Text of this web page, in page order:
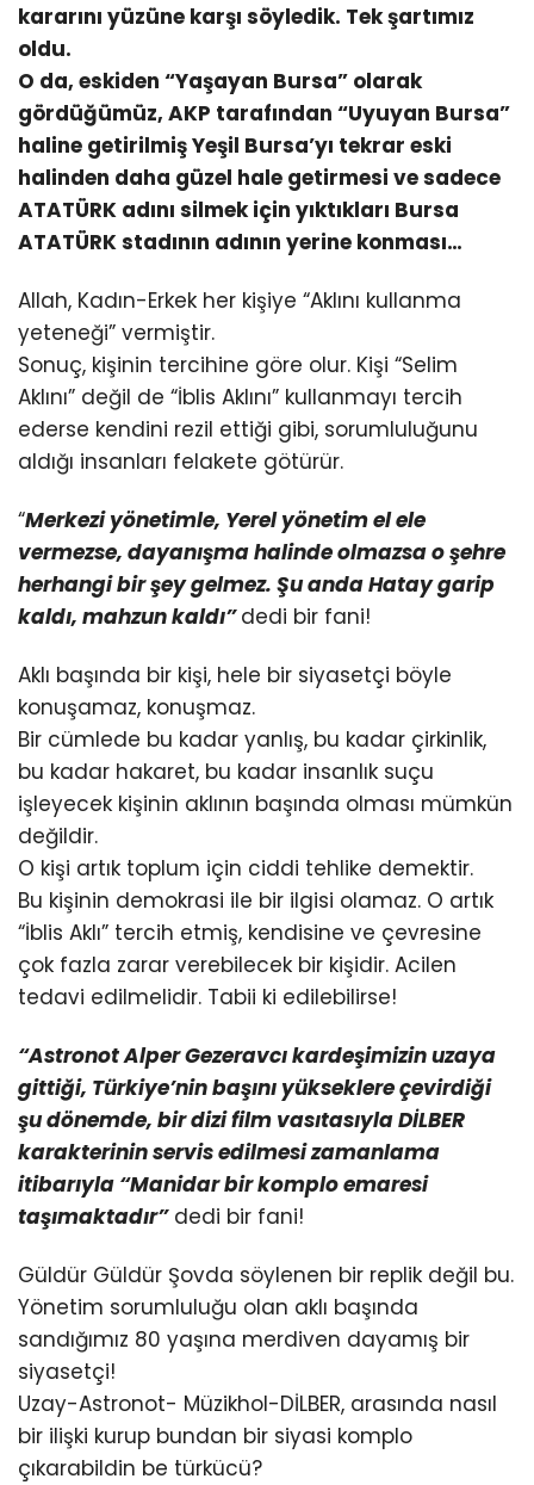
kararını yüzüne karşı söyledik. Tek şartımız
oldu.
O da, eskiden “Yaşayan Bursa” olarak
gördüğümüz, AKP tarafından “Uyuyan Bursa”
haline getirilmiş Yeşil Bursa’yı tekrar eski
halinden daha güzel hale getirmesi ve sadece
ATATÜRK adını silmek için yıktıkları Bursa
ATATÜRK stadının adının yerine konması…
Allah, Kadın-Erkek her kişiye “Aklını kullanma
yeteneği” vermiştir.
Sonuç, kişinin tercihine göre olur. Kişi “Selim
Aklını” değil de “İblis Aklını” kullanmayı tercih
ederse kendini rezil ettiği gibi, sorumluluğunu
aldığı insanları felakete götürür.
“Merkezi yönetimle, Yerel yönetim el ele
vermezse, dayanışma halinde olmazsa o şehre
herhangi bir şey gelmez. Şu anda Hatay garip
kaldı, mahzun kaldı”dedi bir fani!
Aklı başında bir kişi, hele bir siyasetçi böyle
konuşamaz, konuşmaz.
Bir cümlede bu kadar yanlış, bu kadar çirkinlik,
bu kadar hakaret, bu kadar insanlık suçu
işleyecek kişinin aklının başında olması mümkün
değildir.
O kişi artık toplum için ciddi tehlike demektir.
Bu kişinin demokrasi ile bir ilgisi olamaz. O artık
“İblis Aklı” tercih etmiş, kendisine ve çevresine
çok fazla zarar verebilecek bir kişidir. Acilen
tedavi edilmelidir. Tabii ki edilebilirse!
“Astronot Alper Gezeravcı kardeşimizin uzaya
gittiği, Türkiye’nin başını yükseklere çevirdiği
şu dönemde, bir dizi film vasıtasıyla DİLBER
karakterinin servis edilmesi zamanlama
itibarıyla “Manidar bir komplo emaresi
taşımaktadır”dedi bir fani!
Güldür Güldür Şovda söylenen bir replik değil bu.
Yönetim sorumluluğu olan aklı başında
sandığımız 80 yaşına merdiven dayamış bir
siyasetçi!
Uzay-Astronot- Müzikhol-DİLBER, arasında nasıl
bir ilişki kurup bundan bir siyasi komplo
çıkarabildin be türkücü?